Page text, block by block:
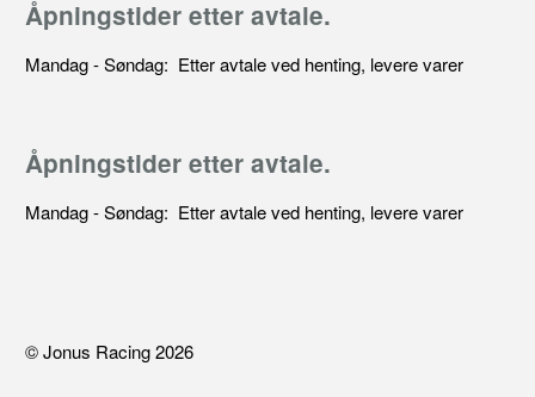
Åpningstider etter avtale.
Mandag - Søndag: Etter avtale ved henting, levere varer
Åpningstider etter avtale.
Mandag - Søndag: Etter avtale ved henting, levere varer
© Jonus Racing 2026